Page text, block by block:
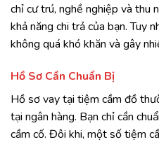
chỉ cư trú, nghề nghiệp và thu
khả năng chi trả của bạn. Tuy
không quá khó khăn và gây
Hồ Sơ Cần Chuẩn Bị
Hồ sơ vay tại tiệm cầm đồ
tại ngân hàng. Bạn chỉ cần
cầm cố. Đôi khi, một số tiệm